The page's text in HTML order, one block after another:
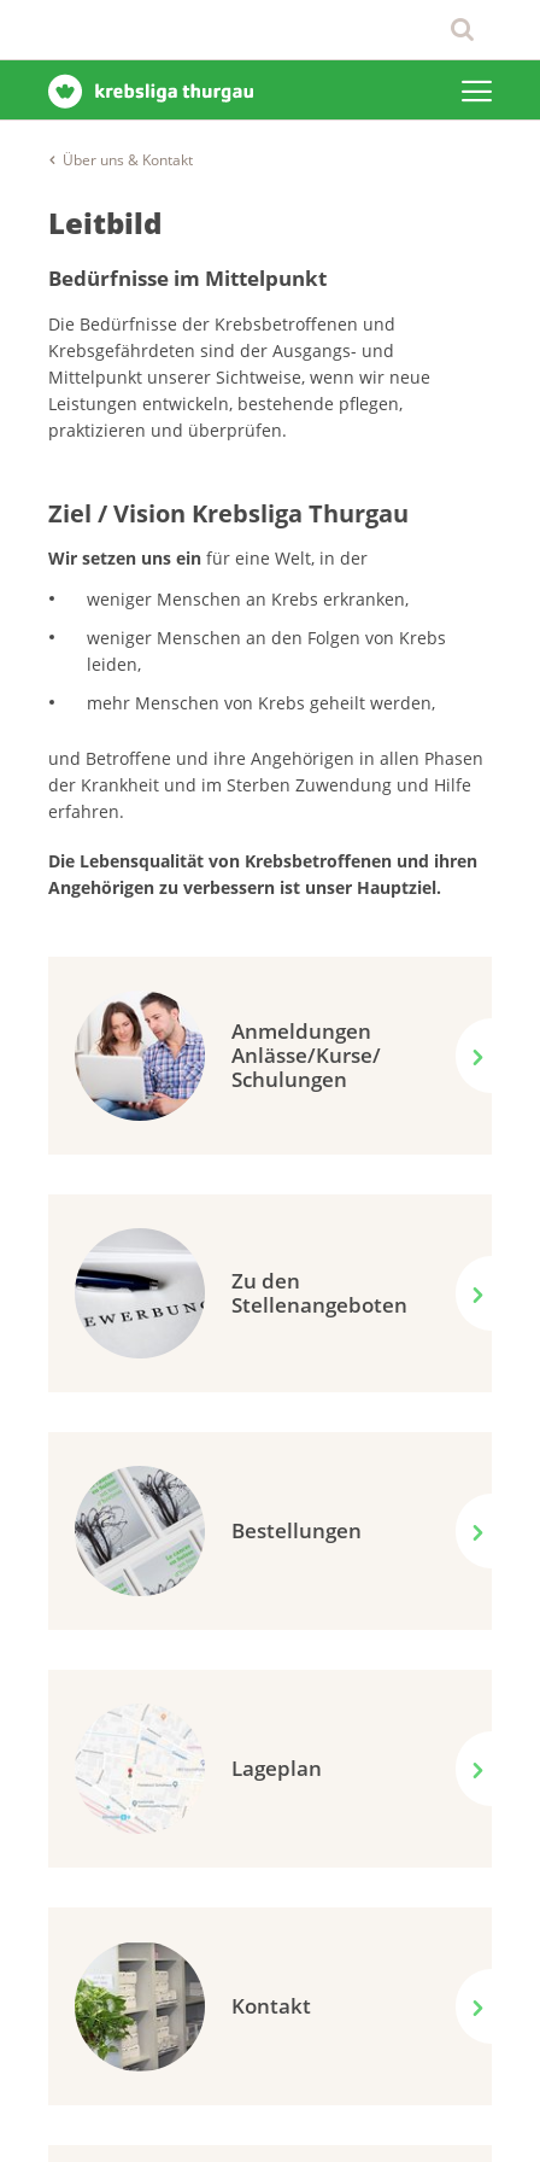
Über uns & Kontakt
Leitbild
Bedürfnisse im Mittelpunkt
Die Bedürfnisse der Krebsbetroffenen und
Krebsgefährdeten sind der Ausgangs- und
Mittelpunkt unserer Sichtweise, wenn wir neue
Leistungen entwickeln, bestehende pflegen,
praktizieren und überprüfen.
Ziel / Vision Krebsliga Thurgau
Wir setzen uns ein für eine Welt, in der
weniger Menschen an Krebs erkranken,
weniger Menschen an den Folgen von Krebs
leiden,
mehr Menschen von Krebs geheilt werden,
und Betroffene und ihre Angehörigen in allen Phasen
der Krankheit und im Sterben Zuwendung und Hilfe
erfahren.
Die Lebensqualität von Krebsbetroffenen und ihren
Angehörigen zu verbessern ist unser Hauptziel.
Anmeldungen
Anlässe/Kurse/
Schulungen
Zu den
Stellenangeboten
Bestellungen
Lageplan
Kontakt